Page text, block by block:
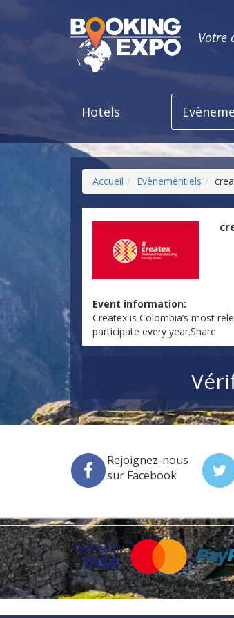
Votre
Hotels
Accueil Evènementiels
Event information:
Createx is Colombia’s most
participate every year.Share
Rejoignez-nous
sur Facebook